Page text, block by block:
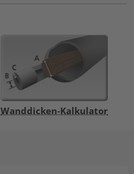
Wanddicken-Kalkulator